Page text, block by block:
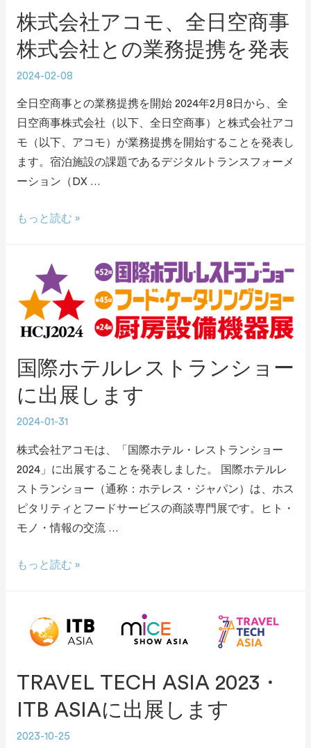
株式会社アコモ、全日空商事
株式会社との業務提携を発表
2024-02-08
全日空商事との業務提携を開始 2024年2月8日から、全
日空商事株式会社（以下、全日空商事）と株式会社アコ
モ（以下、アコモ）が業務提携を開始することを発表し
ます。宿泊施設の課題であるデジタルトランスフォーメ
ーション（DX …
もっと読む »
国際ホテルレストランショー
に出展します
2024-01-31
株式会社アコモは、「国際ホテル・レストランショー
2024」に出展することを発表しました。 国際ホテルレ
ストランショー（通称：ホテレス・ジャパン）は、ホス
ピタリティとフードサービスの商談専門展です。ヒト・
モノ・情報の交流 …
もっと読む »
TRAVEL TECH ASIA 2023・
ITB ASIAに出展します
2023-10-25